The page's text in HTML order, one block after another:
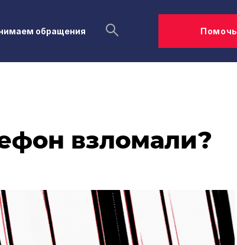
обращения Помочь
взломали?